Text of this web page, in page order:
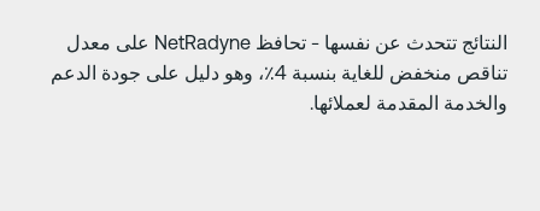
النتائج تتحدث عن نفسها - تحافظ NetRadyne على معدل
تناقص منخفض للغاية بنسبة 4٪، وهو دليل على جودة الدعم
المقدمة لعملائها.